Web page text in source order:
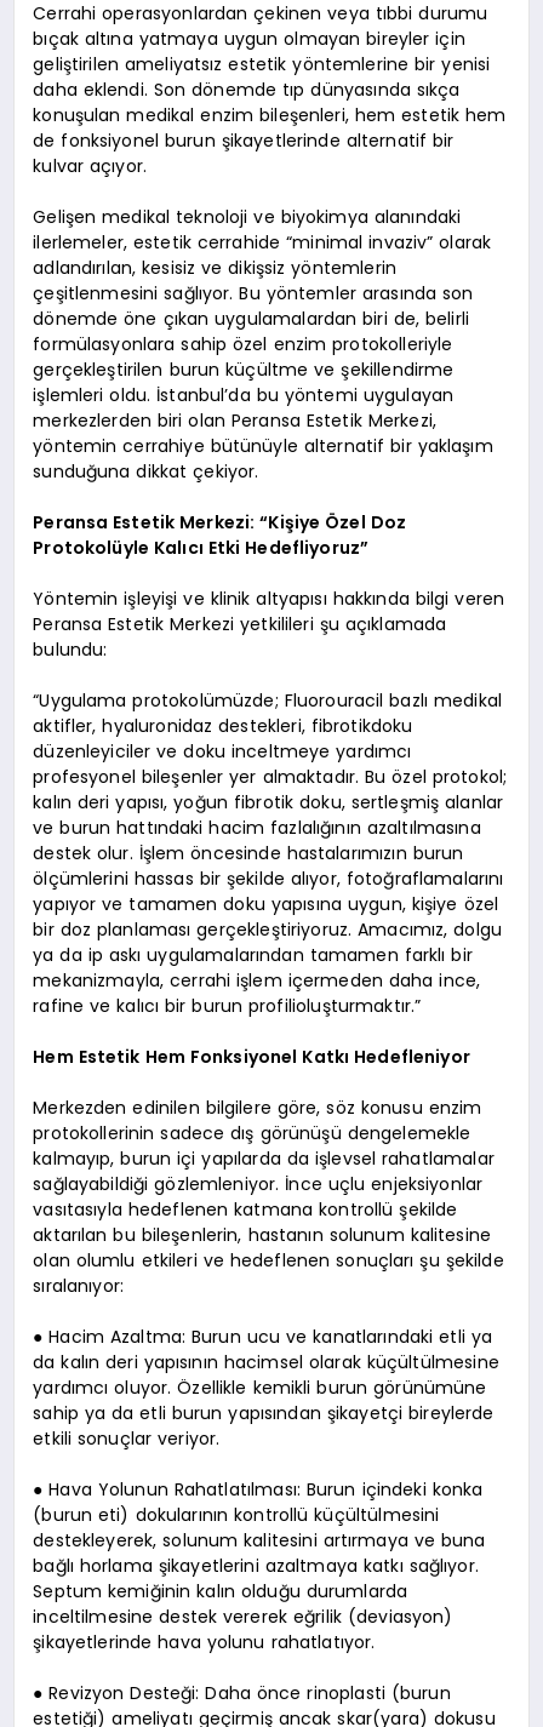
Cerrahi operasyonlardan çekinen veya tıbbi durumu
bıçak altına yatmaya uygun olmayan bireyler için
geliştirilen ameliyatsız estetik yöntemlerine bir yenisi
daha eklendi. Son dönemde tıp dünyasında sıkça
konuşulan medikal enzim bileşenleri, hem estetik hem
de fonksiyonel burun şikayetlerinde alternatif bir
kulvar açıyor.
Gelişen medikal teknoloji ve biyokimya alanındaki
ilerlemeler, estetik cerrahide “minimal invaziv” olarak
adlandırılan, kesisiz ve dikişsiz yöntemlerin
çeşitlenmesini sağlıyor. Bu yöntemler arasında son
dönemde öne çıkan uygulamalardan biri de, belirli
formülasyonlara sahip özel enzim protokolleriyle
gerçekleştirilen burun küçültme ve şekillendirme
işlemleri oldu. İstanbul’da bu yöntemi uygulayan
merkezlerden biri olan Peransa Estetik Merkezi,
yöntemin cerrahiye bütünüyle alternatif bir yaklaşım
sunduğuna dikkat çekiyor.
Peransa Estetik Merkezi: “Kişiye Özel Doz
Protokolüyle Kalıcı Etki Hedefliyoruz”
Yöntemin işleyişi ve klinik altyapısı hakkında bilgi veren
Peransa Estetik Merkezi yetkilileri şu açıklamada
bulundu:
“Uygulama protokolümüzde; Fluorouracil bazlı medikal
aktifler, hyaluronidaz destekleri, fibrotikdoku
düzenleyiciler ve doku inceltmeye yardımcı
profesyonel bileşenler yer almaktadır. Bu özel protokol;
kalın deri yapısı, yoğun fibrotik doku, sertleşmiş alanlar
ve burun hattındaki hacim fazlalığının azaltılmasına
destek olur. İşlem öncesinde hastalarımızın burun
ölçümlerini hassas bir şekilde alıyor, fotoğraflamalarını
yapıyor ve tamamen doku yapısına uygun, kişiye özel
bir doz planlaması gerçekleştiriyoruz. Amacımız, dolgu
ya da ip askı uygulamalarından tamamen farklı bir
mekanizmayla, cerrahi işlem içermeden daha ince,
rafine ve kalıcı bir burun profilioluşturmaktır.”
Hem Estetik Hem Fonksiyonel Katkı Hedefleniyor
Merkezden edinilen bilgilere göre, söz konusu enzim
protokollerinin sadece dış görünüşü dengelemekle
kalmayıp, burun içi yapılarda da işlevsel rahatlamalar
sağlayabildiği gözlemleniyor. İnce uçlu enjeksiyonlar
vasıtasıyla hedeflenen katmana kontrollü şekilde
aktarılan bu bileşenlerin, hastanın solunum kalitesine
olan olumlu etkileri ve hedeflenen sonuçları şu şekilde
sıralanıyor:
● Hacim Azaltma: Burun ucu ve kanatlarındaki etli ya
da kalın deri yapısının hacimsel olarak küçültülmesine
yardımcı oluyor. Özellikle kemikli burun görünümüne
sahip ya da etli burun yapısından şikayetçi bireylerde
etkili sonuçlar veriyor.
● Hava Yolunun Rahatlatılması: Burun içindeki konka
(burun eti) dokularının kontrollü küçültülmesini
destekleyerek, solunum kalitesini artırmaya ve buna
bağlı horlama şikayetlerini azaltmaya katkı sağlıyor.
Septum kemiğinin kalın olduğu durumlarda
inceltilmesine destek vererek eğrilik (deviasyon)
şikayetlerinde hava yolunu rahatlatıyor.
● Revizyon Desteği: Daha önce rinoplasti (burun
estetiği) ameliyatı geçirmiş ancak skar(yara) dokusu